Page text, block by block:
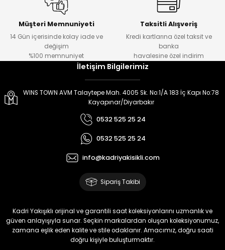
Müşteri Memnuniyeti
14 Gün içerisinde kolay iade ve
değişim
%100 memnuniyet
Taksitli Alışveriş
Kredi kartlarına özel taksit ve
banka
havalesine özel indirim
İletişim Bilgilerimiz
WINS TOWN AVM Talaytepe Mah. 4005 Sk. No:1/A 183 İç Kapı No:78
Kayapınar/Diyarbakır
0532 525 25 24
0532 525 25 24
info@kadriyakisikli.com
Sipariş Takibi
Kadri Yakışıklı orijinal ve garantili saat koleksiyonlarını uzmanlık ve
güven anlayışıyla sunar. Seçkin markalardan oluşan koleksiyonumuz,
zamana eşlik eden kalite ve stile odaklanır. Amacımız, doğru saati
doğru kişiyle buluşturmaktır.